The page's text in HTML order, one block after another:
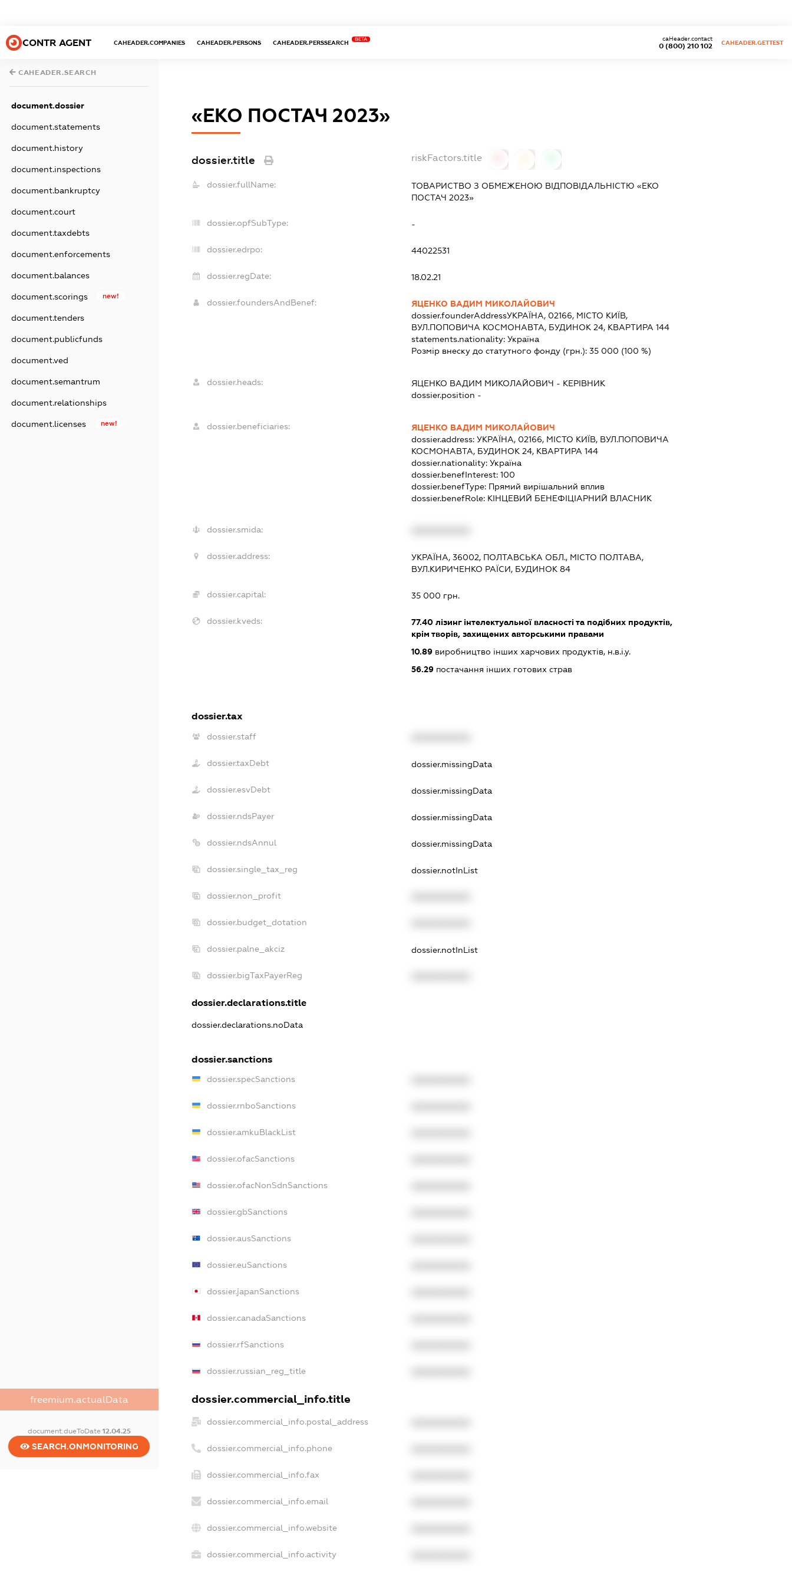
CONTR AGENT CAHEADER.COMPANIES CAHEADER.PERSONS CAHEADER.PERSSEARCH
BETA
0 (800) 210 102
caHeader.contact
CAHEADER.GETTEST
CAHEADER.SEARCH
document.dossier
document.statements
document.history
document.inspections
document.bankruptcy
document.court
document.taxdebts
document.enforcements
document.balances
document.scorings new!
document.tenders
document.publicfunds
document.ved
document.semantrum
document.relationships
document.licenses new!
freemium.actualData
document.dueToDate 12.04.25
SEARCH.ONMONITORING
«ЕКО ПОСТАЧ 2023»
dossier.title riskFactors.title
dossier.fullName:
ТОВАРИСТВО З ОБМЕЖЕНОЮ ВІДПОВІДАЛЬНІСТЮ «ЕКО
ПОСТАЧ 2023»
dossier.opfSubType: -
dossier.edrpo: 44022531
dossier.regDate: 18.02.21
dossier.foundersAndBenef:
ЯЦЕНКО ВАДИМ МИКОЛАЙОВИЧ
dossier.founderAddressУКРАЇНА, 02166, МІСТО КИЇВ,
ВУЛ.ПОПОВИЧА КОСМОНАВТА, БУДИНОК 24, КВАРТИРА 144
statements.nationality: Україна
Розмір внеску до статутного фонду (грн.): 35 000 (100 %)
dossier.heads: ЯЦЕНКО ВАДИМ МИКОЛАЙОВИЧ - КЕРІВНИК
dossier.position -
dossier.beneficiaries:
ЯЦЕНКО ВАДИМ МИКОЛАЙОВИЧ
dossier.address: УКРАЇНА, 02166, МІСТО КИЇВ, ВУЛ.ПОПОВИЧА
КОСМОНАВТА, БУДИНОК 24, КВАРТИРА 144
dossier.nationality: Україна
dossier.benefInterest: 100
dossier.benefType: Прямий вирішальний вплив
dossier.benefRole: КІНЦЕВИЙ БЕНЕФІЦІАРНИЙ ВЛАСНИК
dossier.smida:
dossier.address:
УКРАЇНА, 36002, ПОЛТАВСЬКА ОБЛ., МІСТО ПОЛТАВА,
ВУЛ.КИРИЧЕНКО РАЇСИ, БУДИНОК 84
dossier.capital: 35 000 грн.
dossier.kveds: 77.40лізинг інтелектуальної власності та подібних продуктів,
крім творів, захищених авторськими правами
10.89виробництво інших харчових продуктів, н.в.і.у.
56.29постачання інших готових страв
dossier.tax
dossier.staff
dossier.taxDebt dossier.missingData
dossier.esvDebt dossier.missingData
dossier.ndsPayer dossier.missingData
dossier.ndsAnnul dossier.missingData
dossier.single_tax_reg dossier.notInList
dossier.non_profit
dossier.budget_dotation
dossier.palne_akciz dossier.notInList
dossier.bigTaxPayerReg
dossier.declarations.title
dossier.declarations.noData
dossier.sanctions
dossier.specSanctions
dossier.rnboSanctions
dossier.amkuBlackList
dossier.ofacSanctions
dossier.ofacNonSdnSanctions
dossier.gbSanctions
dossier.ausSanctions
dossier.euSanctions
dossier.japanSanctions
dossier.canadaSanctions
dossier.rfSanctions
dossier.russian_reg_title
dossier.commercial_info.title
dossier.commercial_info.postal_address
dossier.commercial_info.phone
dossier.commercial_info.fax
dossier.commercial_info.email
dossier.commercial_info.website
dossier.commercial_info.activity